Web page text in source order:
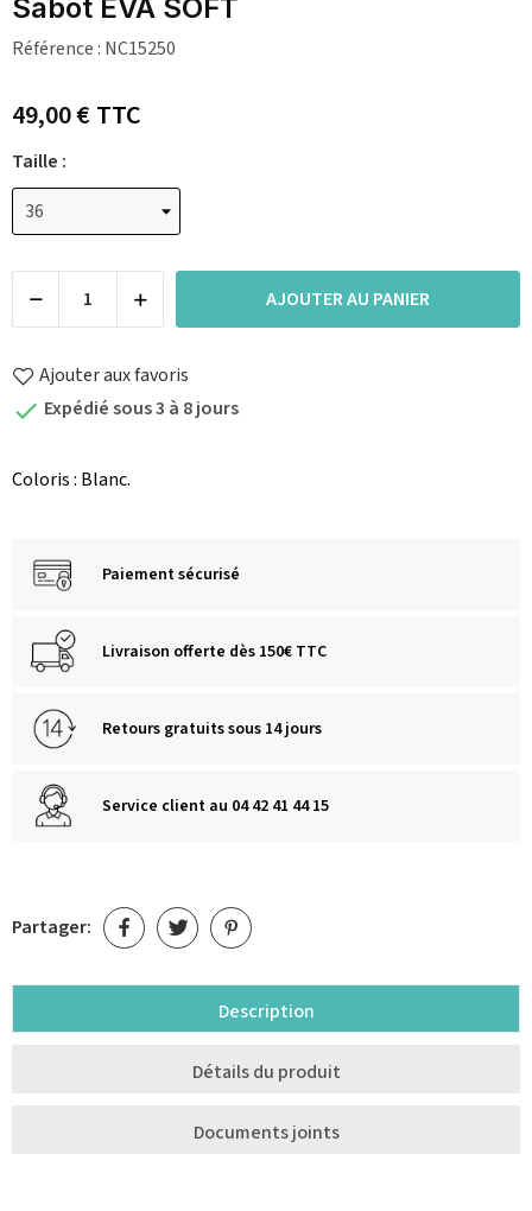
Sabot EVA SOFT
Référence : NC15250
49,00 €TTC
Taille :
AJOUTER AU PANIER
Ajouter aux favoris
 Expédié sous 3 à 8 jours
Coloris : Blanc.
Paiement sécurisé
Livraison offerte dès 150€ TTC
Retours gratuits sous 14 jours
Service client au 04 42 41 44 15
Partager:
Description
Détails du produit
Documents joints